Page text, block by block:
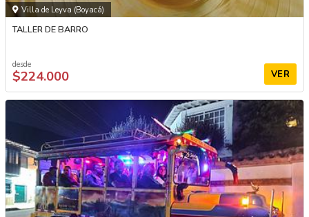
Villa de Leyva (Boyacá)
TALLER DE BARRO
desde
$224.000 VER